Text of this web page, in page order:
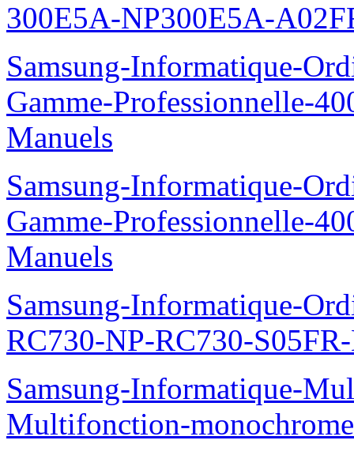
300E5A-NP300E5A-
Samsung-Informatique-
Gamme-Professionnelle-
Manuels
Samsung-Informatique-
Gamme-Professionnelle-
Manuels
Samsung-Informatique-
RC730-NP-RC730-
Samsung-Informatique-
Multifonction-